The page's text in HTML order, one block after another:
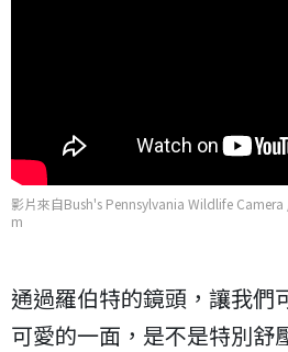
影片來自Bush's Pennsylvania Wildlife
m
通過羅伯特的鏡頭，讓我們
可愛的一面，是不是特別舒